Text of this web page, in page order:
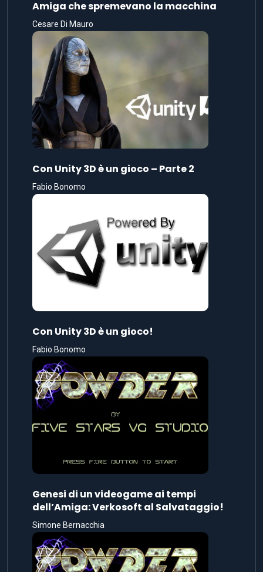
Amiga che spremevano la macchina
Cesare Di Mauro
Con Unity 3D è un gioco – Parte 2
Fabio Bonomo
Con Unity 3D è un gioco!
Fabio Bonomo
Genesi di un videogame ai tempi
dell’Amiga: Verkosoft al Salvataggio!
Simone Bernacchia